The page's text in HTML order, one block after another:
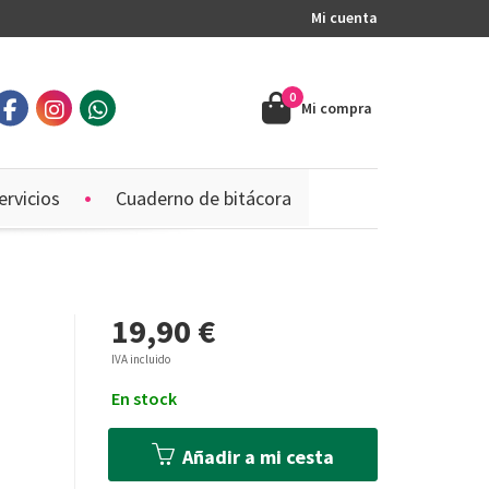
Mi cuenta
Mi compra
0
Cuaderno de bitácora
19,90 €
IVA incluido
En stock
Añadir a mi cesta